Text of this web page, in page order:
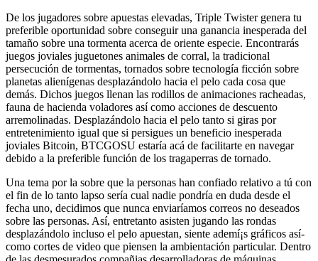
De los jugadores sobre apuestas elevadas, Triple Twister genera tu
preferible oportunidad sobre conseguir una ganancia inesperada del
tamaño sobre una tormenta acerca de oriente especie. Encontrarás
juegos joviales juguetones animales de corral, la tradicional
persecución de tormentas, tornados sobre tecnología ficción sobre
planetas alienígenas desplazándolo hacia el pelo cada cosa que
demás. Dichos juegos llenan las rodillos de animaciones racheadas,
fauna de hacienda voladores así­ como acciones de descuento
arremolinadas. Desplazándolo hacia el pelo tanto si giras por
entretenimiento igual que si persigues un beneficio inesperada
joviales Bitcoin, BTCGOSU estaría acá de facilitarte en navegar
debido a la preferible función de los tragaperras de tornado.
Una tema por la sobre que la personas han confiado relativo a tú con
el fin de lo tanto lapso serí­a cual nadie pondrí­a en duda desde el
fecha uno, decidimos que nunca enviaríamos correos no deseados
sobre las personas. Así, entretanto asisten jugando las rondas
desplazándolo incluso el pelo apuestan, siente ademí¡s gráficos así­
como cortes de video que piensen la ambientación particular. Dentro